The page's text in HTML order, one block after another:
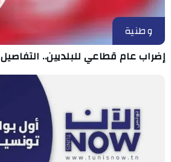
وطنية
إضراب عام قطاعي للبلديين.. التفاصيل